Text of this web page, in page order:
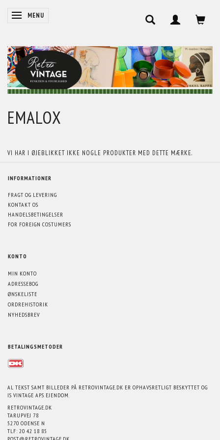
SKIFTE NAVIGATION
MENU
EMALOX
VI HAR I ØJEBLIKKET IKKE NOGLE PRODUKTER MED DETTE MÆRKE.
INFORMATIONER
FRAGT OG LEVERING
KONTAKT OS
HANDELSBETINGELSER
FOR FOREIGN COSTUMERS
KONTO
MIN KONTO
ADRESSEBOG
ØNSKELISTE
ORDREHISTORIK
NYHEDSBREV
BETALINGSMETODER
AL TEKST SAMT BILLEDER PÅ RETROVINTAGE.DK ER OPHAVSRETLIGT BESKYTTET OG
IS VINTAGE APS EJENDOM.
RETROVINTAGE.DK
TARUPVEJ 78
5270 ODENSE N
TLF: 20 42 18 85